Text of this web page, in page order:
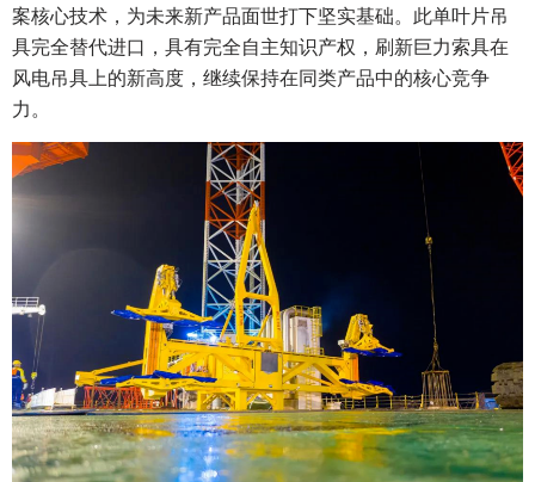
案核心技术，为未来新产品面世打下坚实基础。此单叶片吊
具完全替代进口，具有完全自主知识产权，刷新巨力索具在
风电吊具上的新高度，继续保持在同类产品中的核心竞争
力。